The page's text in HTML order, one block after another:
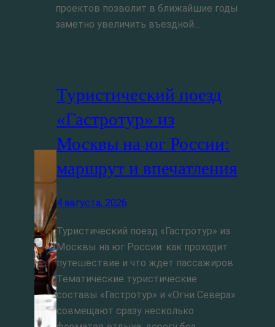
проектов позволит в ближайшие годы
заметно увеличить въездной…
Туристический поезд
«Гастротур» из
Москвы на юг России:
маршрут и впечатления
4 августа, 2026
Туристический поезд «Гастротур» из
Москвы на юг России: как проходит
путешествие и что ждет пассажиров
Тематические туристические
составы «Гастротур» и «Огни Севера»
совмещают сразу несколько